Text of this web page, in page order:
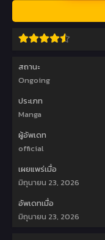
สถานะ
Ongoing
ประเภท
Manga
ผู้อัพเดท
official
เผยแพร่เมื่อ
มิถุนายน 23, 2026
อัพเดทเมื่อ
มิถุนายน 23, 2026